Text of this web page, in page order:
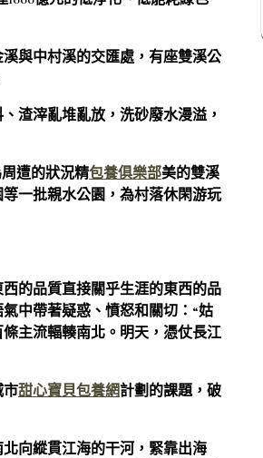
與中村溪的交匯處，有座雙溪公
渣滓亂堆亂放，洗砂廢水漫溢，
遭的狀況精包養俱樂部美的雙溪
一批親水公園，為村落休閑游玩
西的品質直接關乎生涯的東西的品
中帶著疑惑、憤怒和關切：“姑
主流輻輳南北。明天，憑仗長江
市甜心寶貝包養網計劃的課題，破
向縱貫江海的干河，緊靠出海